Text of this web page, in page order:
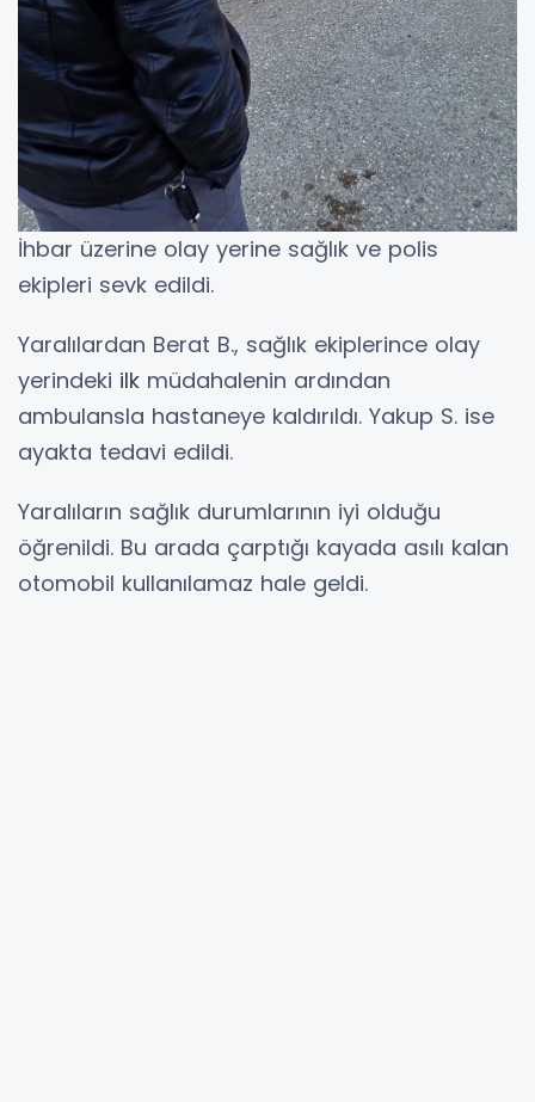
İhbar üzerine olay yerine sağlık ve polis
ekipleri sevk edildi.
Yaralılardan Berat B., sağlık ekiplerince olay
yerindeki ilk müdahalenin ardından
ambulansla hastaneye kaldırıldı. Yakup S. ise
ayakta tedavi edildi.
Yaralıların sağlık durumlarının iyi olduğu
öğrenildi. Bu arada çarptığı kayada asılı kalan
otomobil kullanılamaz hale geldi.